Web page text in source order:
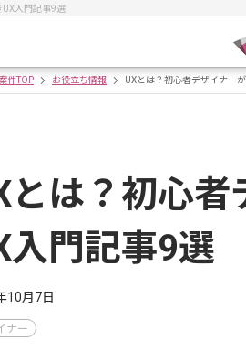
UX入門記事9選
件TOP お役立ち情報 UXとは？初心者デザイナー
とは？初心
入門記事9選
10月7日
ナー